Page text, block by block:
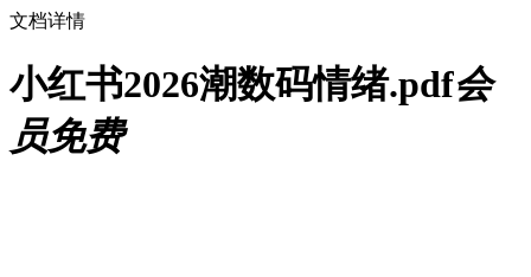
文档详情
小红书2026潮数码情绪.pdf会
员免费